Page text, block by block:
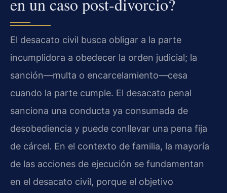
El desacato civil busca obligar a la parte
incumplidora a obedecer la orden judicial; la
sanción—multa o encarcelamiento—cesa
cuando la parte cumple. El desacato penal
sanciona una conducta ya consumada de
desobediencia y puede conllevar una pena fija
de cárcel. En el contexto de familia, la mayoría
de las acciones de ejecución se fundamentan
en el desacato civil, porque el objetivo